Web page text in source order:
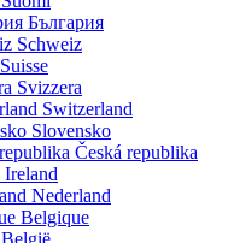
България
Schweiz
Suisse
Svizzera
Switzerland
Slovensko
Česká republika
Ireland
Nederland
Belgique